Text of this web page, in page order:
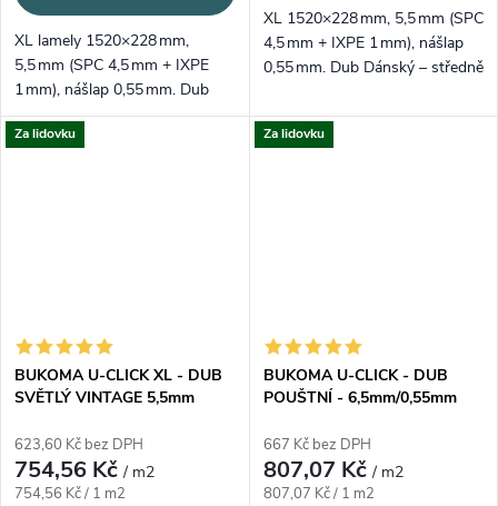
XL lamely 1520×228 mm,
5,5 mm (SPC 4,5 mm + IXPE
1 mm), nášlap 0,55 mm. Dub
Bardolíno Přírodní – nadčasový,
světle přírodní dekor;
XL 1520×228 mm, 5,5 mm (SPC
4,5 mm + IXPE 1 mm), nášlap
0,55 mm. Dub Dánský – středně
pro skandinávsky laděné
prostory.
Za lidovku
BUKOMA U-CLICK XL - DUB
SVĚTLÝ VINTAGE 5,5mm
623,60 Kč bez DPH
754,56 Kč/ m2
Měrná cena:
754,56 Kč / 1 m2
Za lidovku
BUKOMA U-CLICK - DUB
POUŠTNÍ - 6,5mm/0,55mm
667 Kč bez DPH
807,07 Kč/ m2
Měrná cena:
807,07 Kč / 1 m2